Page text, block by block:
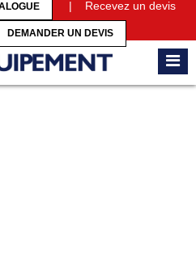
| Recevez un devis
DEMANDER UN DEVIS